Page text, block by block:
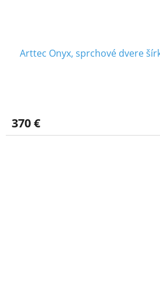
Arttec Onyx, sprchové dvere
370 €